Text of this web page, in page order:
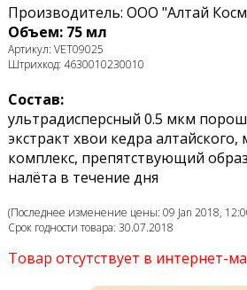
Производитель: ООО "Алтай
Объем: 75 мл
Артикул: VET09025
Штрихкод: 4630010230010
Состав:
ультрадисперсный 0.5 мкм
экстракт хвои кедра
комплекс, препятствующий
налёта в течение дня
(Последнее изменение цены: 09 Jan 2018,
Срок годности товара: 30.07.2018
Товар отсутствует в интернет-